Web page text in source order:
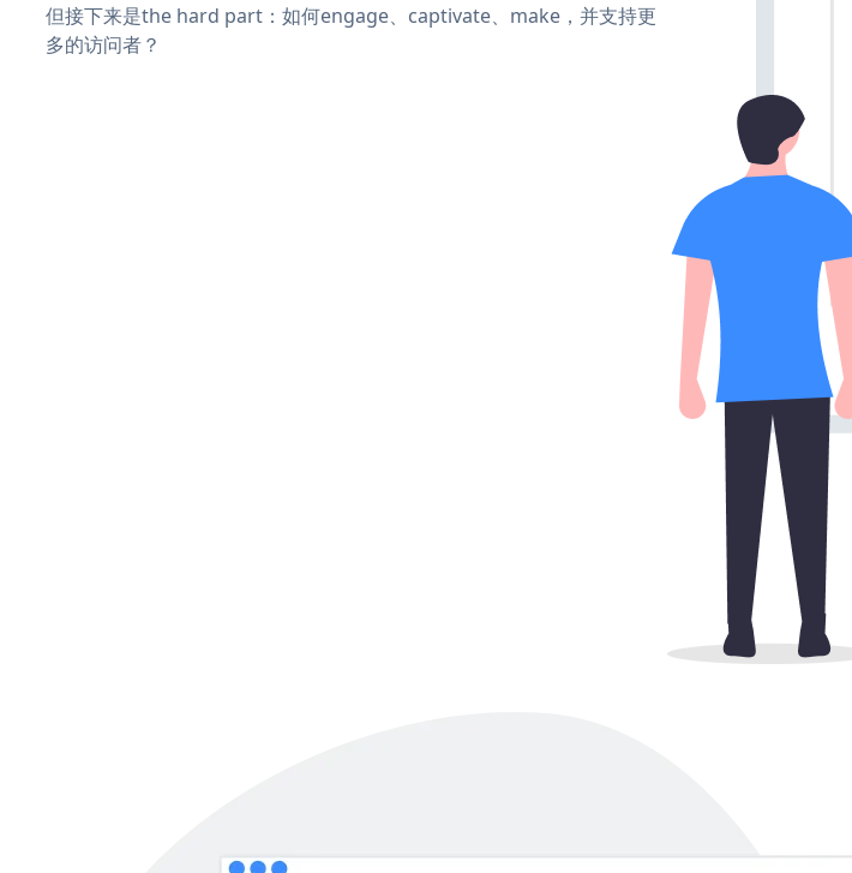
但接下来是the hard part：如何engage、captivate、make，并支持更
多的访问者？